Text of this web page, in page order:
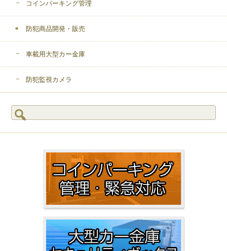
コインパーキング管理
防犯商品開発・販売
車載用大型カー金庫
防犯監視カメラ
検
索: